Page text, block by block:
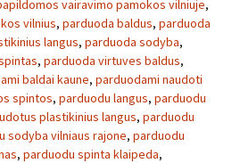
vairavimo pamokos vilniuje,
vilnius, parduoda baldus, parduoda
langus, parduoda sodyba,
, parduoda virtuves baldus,
baldai kaune, parduodami naudoti
spintos, parduodu langus, parduodu
plastikinius langus, parduodu
sodyba vilniaus rajone, parduodu
, parduodu spinta klaipeda,